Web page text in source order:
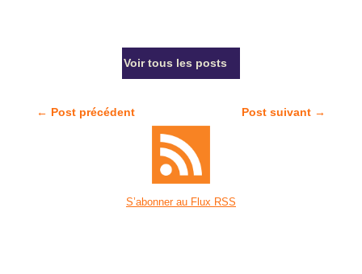
Voir tous les posts
← Post précédent Post suivant →
S’abonner au Flux RSS